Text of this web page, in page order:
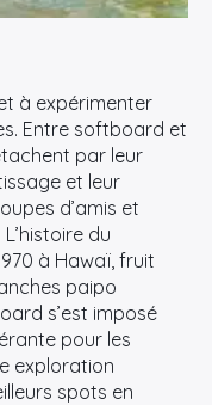
à expérimenter
Entre softboard et
par leur
et leur
d’amis et
du
à Hawaï, fruit
paipo
s’est imposé
pour les
exploration
spots en